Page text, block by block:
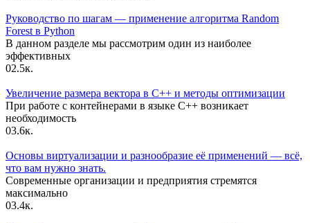
Руководство по шагам — применение алгоритма Random
Forest в Python
В данном разделе мы рассмотрим один из наиболее
эффективных
02.5к.
Увеличение размера вектора в C++ и методы оптимизации
При работе с контейнерами в языке C++ возникает
необходимость
03.6к.
Основы виртуализации и разнообразие её применений — всё,
что вам нужно знать.
Современные организации и предприятия стремятся
максимально
03.4к.